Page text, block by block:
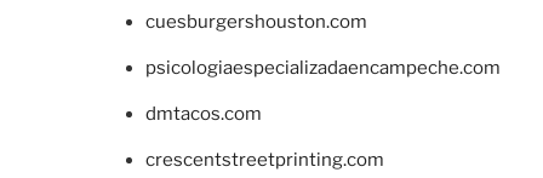
cuesburgershouston.com
psicologiaespecializadaencampeche.com
dmtacos.com
crescentstreetprinting.com